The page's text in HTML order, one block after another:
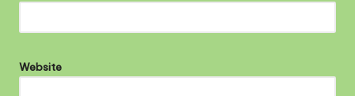
Website